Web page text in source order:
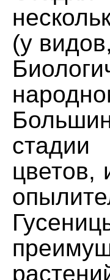
(у
стадии
цветов,